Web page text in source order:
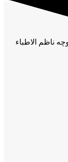
ناظم الاطباء